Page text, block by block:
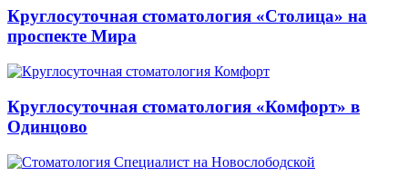
Круглосуточная стоматология «Столица» на
проспекте Мира
Круглосуточная стоматология «Комфорт» в
Одинцово